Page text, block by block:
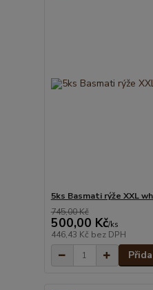
5ks Basmati rýže XXL
745,00 Kč
500,00 Kč/ks
446,43 Kč bez DPH